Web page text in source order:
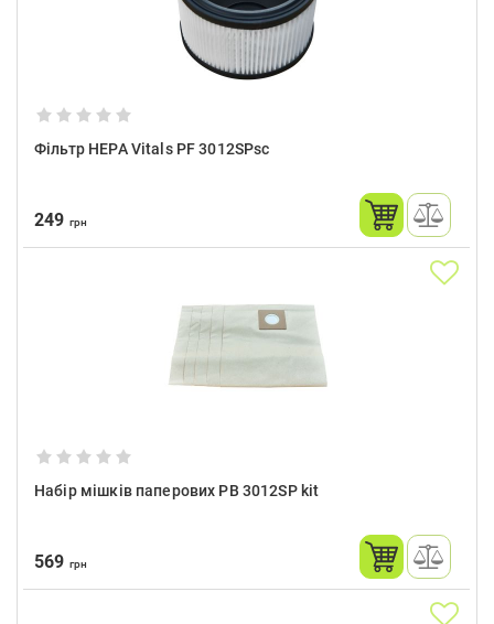
Фільтр HEPA Vitals PF 3012SPsc
249 грн
Набір мішків паперових PB 3012SP kit
569 грн